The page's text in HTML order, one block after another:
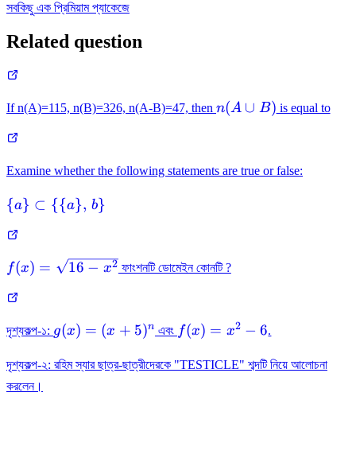
সবকিছু এক প্রিমিয়াম প্যাকেজে
Related question
If n(A)=115, n(B)=326, n(A-B)=47, then n(A\cup
n(A ∪ B) is equal to
Examine whether the following statements are true or false:
\left\
\left\{\{a\},\, b
\right\}
{a} ⊂ {{a}, b}
f(x)=\sqrt{16-
f(x) = 16 − x2 ফাংশনটি ডোমেইন কোনটি ?
দৃশ্যকল্প-১: g(x)=
g(x) = (x + 5)n এবং f(x)=x^{2}-6
f(x) = x2 − 6.
দৃশ্যকল্প-২: রহিম স্যার ছাত্র-ছাত্রীদেরকে "TESTICLE" শব্দটি নিয়ে আলোচনা
করলেন।